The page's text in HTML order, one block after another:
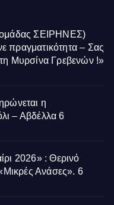
ομάδας ΣΕΙΡΗΝΕΣ)
πραγματικότητα – Σας
Μυρσίνα Γρεβενών !»
η
– Αβδέλλα 6
2026» : Θερινό
Ανάσες». 6